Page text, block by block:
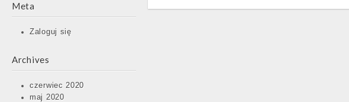
Meta
Zaloguj się
Archives
czerwiec 2020
maj 2020